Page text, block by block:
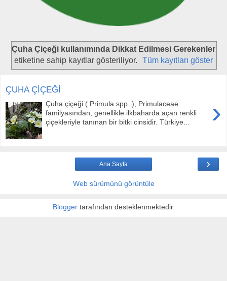
Çuha Çiçeği kullanımında Dikkat Edilmesi Gerekenler
etiketine sahip kayıtlar gösteriliyor.
Tüm kayıtları göster
ÇUHA ÇİÇEĞİ
›
Çuha çiçeği ( Primula spp. ), Primulaceae
familyasından, genellikle ilkbaharda açan renkli
çiçekleriyle tanınan bir bitki cinsidir. Türkiye...
›
Ana Sayfa
Web sürümünü görüntüle
Bloggertarafından desteklenmektedir.